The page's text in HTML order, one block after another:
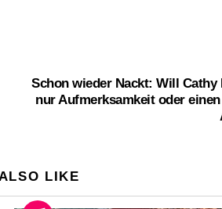
Schon wieder Nackt: Will Cathy
nur Aufmerksamkeit oder
LIKE